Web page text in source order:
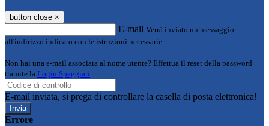
button close ×
E-mail Verrà inviato un messaggio
all'indirizzo indicato con le istruzioni necessarie.
Non hai una e-mail associata al nome utente? Effettua il reset della password
tramite la Login Spaggiari
E-mail inviata, si prega di controllare la casella di posta elettronica!
Errore